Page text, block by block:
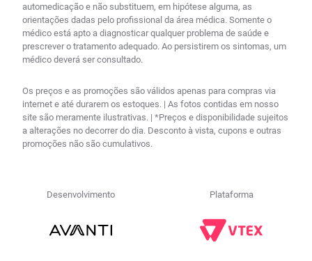
automedicação e não substituem, em hipótese alguma, as
orientações dadas pelo profissional da área médica. Somente o
médico está apto a diagnosticar qualquer problema de saúde e
prescrever o tratamento adequado. Ao persistirem os sintomas, um
médico deverá ser consultado.
Os preços e as promoções são válidos apenas para compras via
internet e até durarem os estoques. | As fotos contidas em nosso
site são meramente ilustrativas. | *Preços e disponibilidade sujeitos
a alterações no decorrer do dia. Desconto à vista, cupons e outras
promoções não são cumulativos.
Desenvolvimento Plataforma